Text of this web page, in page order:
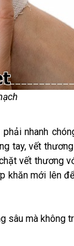
nhanh
tay, vết
vết thương
mới lên
sâu mà không